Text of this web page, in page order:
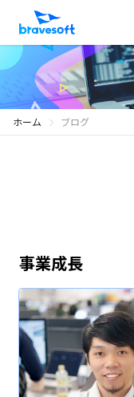
ホーム ブログ
事業成長